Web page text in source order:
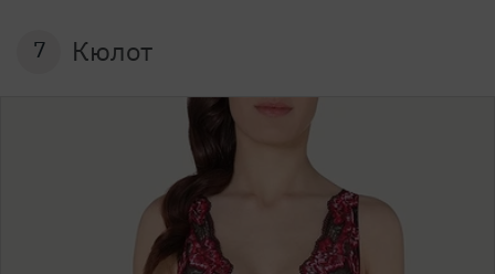
7 Кюлот